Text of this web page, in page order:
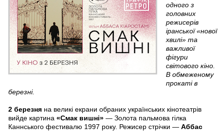
одного з
головних
режисерів
іранської «нової
хвилі» та
важливої
фігури
світового кіно.
В обмеженому
прокаті в
березні.
2 березня на великі екрани обраних українських кінотеатрів
вийде картина «Смак вишні» — Золота пальмова гілка
Каннського фестивалю 1997 року. Режисер стрічки — Аббас